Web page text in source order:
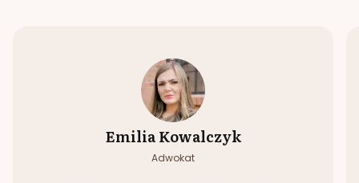
Emilia Kowalczyk
Adwokat